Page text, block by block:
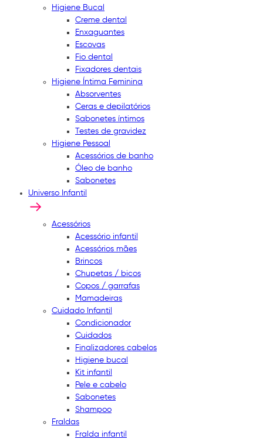
Higiene Bucal
Creme dental
Enxaguantes
Escovas
Fio dental
Fixadores dentais
Higiene Íntima Feminina
Absorventes
Ceras e depilatórios
Sabonetes íntimos
Testes de gravidez
Higiene Pessoal
Acessórios de banho
Óleo de banho
Sabonetes
Universo Infantil
Acessórios
Acessório infantil
Acessórios mães
Brincos
Chupetas / bicos
Copos / garrafas
Mamadeiras
Cuidado Infantil
Condicionador
Cuidados
Finalizadores cabelos
Higiene bucal
Kit infantil
Pele e cabelo
Sabonetes
Shampoo
Fraldas
Fralda infantil